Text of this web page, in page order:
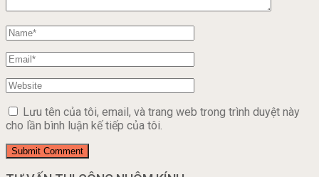
Lưu tên của tôi, email, và trang web trong trình duyệt này
cho lần bình luận kế tiếp của tôi.